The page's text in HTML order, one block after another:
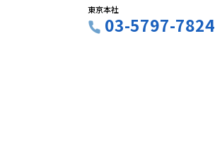
東京本社
03-5797-7824